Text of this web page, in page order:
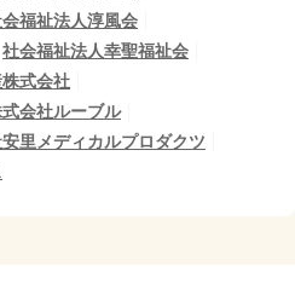
福祉法人淳風会
社会福祉法人幸聖福祉会
式会社
会社ルーブル
里メディカルプロダクツ